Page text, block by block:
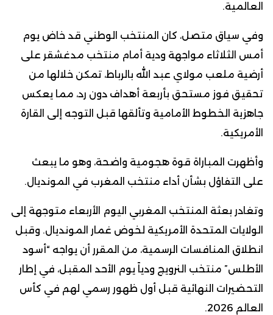
العالمية.
وفي سياق متصل، كان المنتخب الوطني قد خاض يوم
أمس الثلاثاء مواجهة ودية أمام منتخب مدغشقر على
أرضية ملعب مولاي عبد الله بالرباط، تمكن خلالها من
تحقيق فوز مستحق بأربعة أهداف دون رد، مما يعكس
جاهزية الخطوط الأمامية وتألقها قبل التوجه إلى القارة
الأمريكية.
وأظهرت المباراة قوة هجومية واضحة، وهو ما يبعث
على التفاؤل بشأن أداء منتخب المغرب في المونديال.
وتغادر بعثة المنتخب المغربي اليوم الأربعاء متوجهة إلى
الولايات المتحدة الأمريكية لخوض غمار المونديال. وقبل
انطلاق المنافسات الرسمية، من المقرر أن يواجه “أسود
الأطلس” منتخب النرويج ودياً يوم الأحد المقبل، في إطار
التحضيرات النهائية قبل أول ظهور رسمي لهم في كأس
العالم 2026.